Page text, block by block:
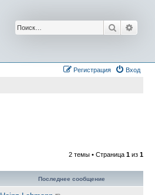
Поиск
Вход
Регистрация
2 темы • Страница 1 из 1
Последнее сообщение